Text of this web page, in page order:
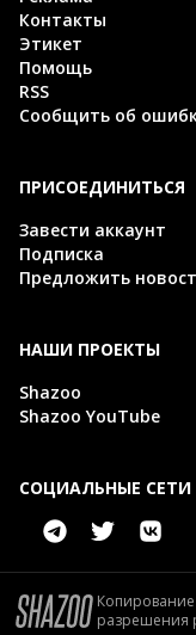
Контакты
Этикет
Помощь
RSS
Сообщить об
ПРИСОЕДИНИТЬСЯ
Завести аккаунт
Подписка
Предложить
НАШИ ПРОЕКТЫ
Shazoo
Shazoo YouTube
СОЦИАЛЬНЫЕ СЕТИ
разрешения